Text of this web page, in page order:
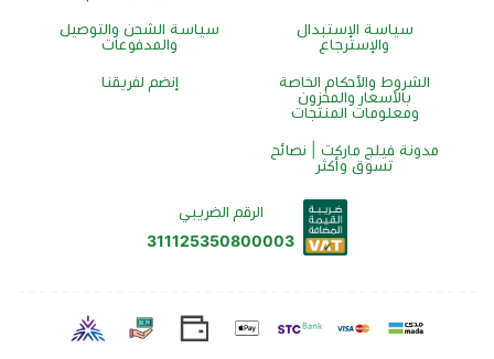
سياسة الإستبدال
والإسترجاع
سياسة الشحن والتوصيل
والمدفوعات
الشروط والأحكام الخاصة
بالأسعار والمخزون
ومعلومات المنتجات
إنضم لفريقنا
مدونة فيلج ماركت | نصائح
تسوق وأكثر
الرقم الضريبي
311125350800003